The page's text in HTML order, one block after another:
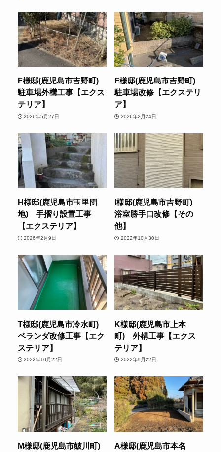
F様邸(鹿児島市吉野町)
駐車場外構工事【エクス
テリア】
2026年5月27日
F様邸(鹿児島市吉野町)
駐車場改修【エクステリ
ア】
2026年2月24日
H様邸(鹿児島市玉里団
地) 手摺り設置工事
【エクステリア】
2026年2月9日
I様邸(鹿児島市吉野町)
浴室勝手口改修【その
他】
2022年10月30日
T様邸(鹿児島市冷水町)
ベランダ改修工事【エク
ステリア】
2022年10月22日
K様邸(鹿児島市上本
町) 外構工事【エクス
テリア】
2022年9月22日
M様邸(鹿児島市皷川町)
A様邸(鹿児島市本名